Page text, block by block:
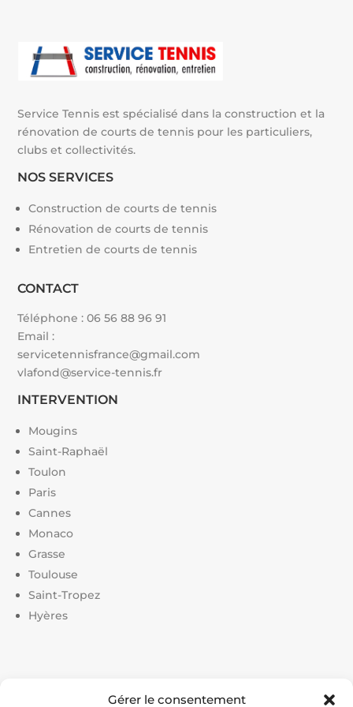
Gérer le consentement
Service Tennis est spécialisé dans la construction et la
rénovation de courts de tennis pour les particuliers,
clubs et collectivités.
NOS SERVICES
Construction de courts de tennis
Rénovation de courts de tennis
Entretien de courts de tennis
CONTACT
Téléphone :06 56 88 96 91
Email :
servicetennisfrance@gmail.com
vlafond@service-tennis.fr
INTERVENTION
Mougins
Saint-Raphaël
Toulon
Paris
Cannes
Monaco
Grasse
Toulouse
Saint-Tropez
Hyères
Liens utiles :